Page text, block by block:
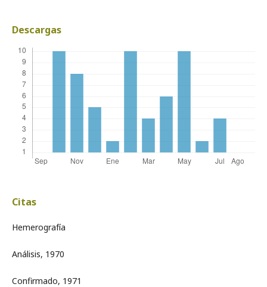
Descargas
Citas
Hemerografía
Análisis, 1970
Confirmado, 1971